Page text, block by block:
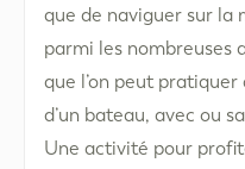
que de naviguer sur la
parmi les nombreuses
que l’on peut
d’un bateau, avec ou
Une activité pour